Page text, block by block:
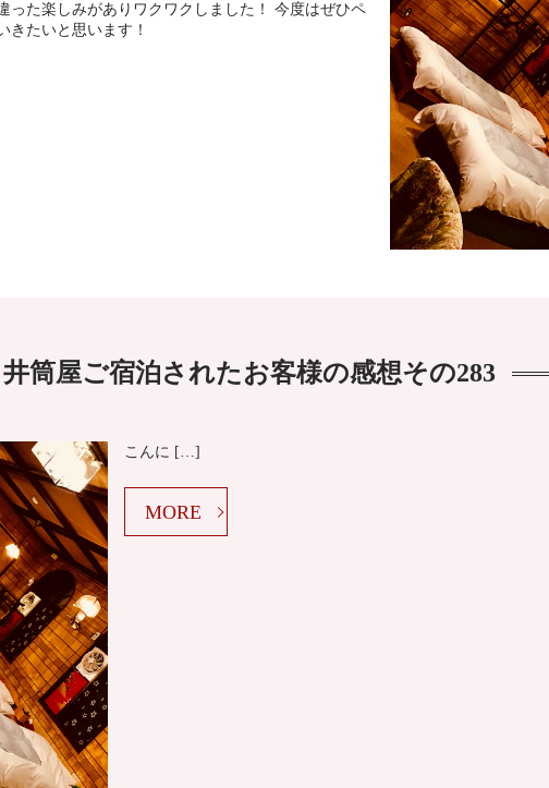
った楽しみがありワクワクしました！ 今度はぜひペ
きたいと思います！
井筒屋ご宿泊されたお客様の感想その283
こんに […]
MORE